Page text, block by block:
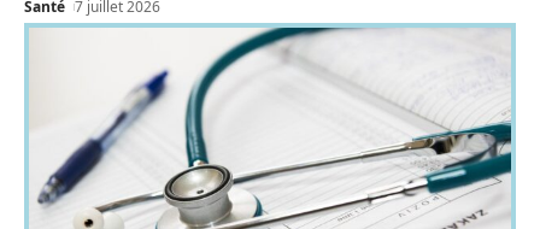
Santé 7 juillet 2026